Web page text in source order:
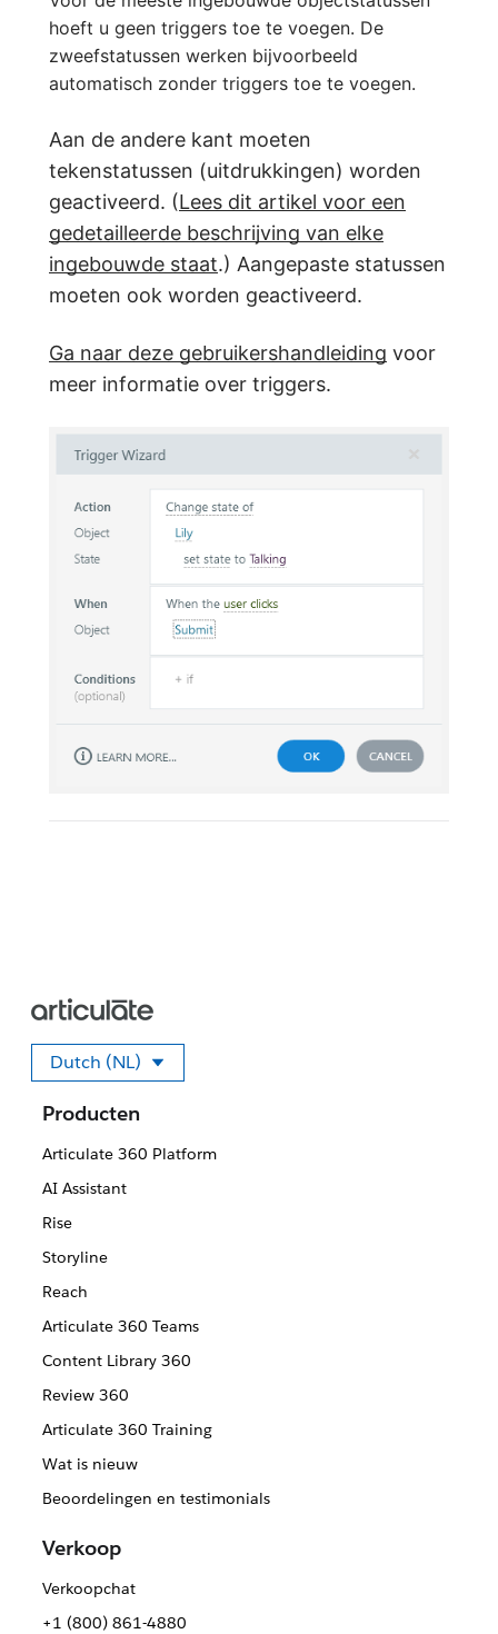
hoeft u geen triggers toe te voegen. De
zweefstatussen werken bijvoorbeeld
automatisch zonder triggers toe te voegen.
Aan de andere kant moeten
tekenstatussen (uitdrukkingen) worden
geactiveerd. (Lees dit artikel voor een
gedetailleerde beschrijving van elke
ingebouwde staat.) Aangepaste statussen
moeten ook worden geactiveerd.
Ga naar deze gebruikershandleiding voor
meer informatie over triggers.
Dutch (NL)
Selecteer uw taal.
Producten
Articulate 360 Platform
AI Assistant
Rise
Storyline
Reach
Articulate 360 Teams
Content Library 360
Review 360
Articulate 360 Training
Wat is nieuw
Beoordelingen en testimonials
Verkoop
Verkoopchat
+1 (800) 861-4880